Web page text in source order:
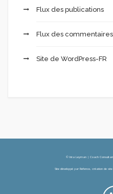
Flux des publications
Flux des commentaires
Site de WordPress-FR
© Inta Leyman | Coach
Site développé par Refence, création de